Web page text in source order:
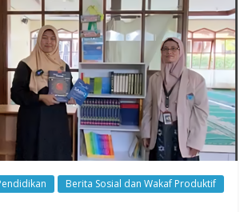
Berita Sosial dan Wakaf Produktif